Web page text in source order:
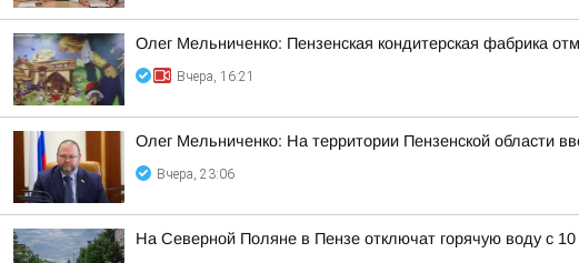
Олег Мельниченко: Пензенская кондитерская фабрика
Вчера, 16:21
Олег Мельниченко: На территории Пензенской области
Вчера, 23:06
На Северной Поляне в Пензе отключат горячую воду с 10